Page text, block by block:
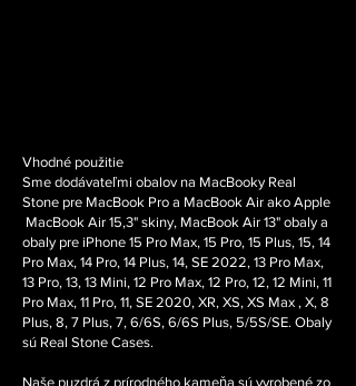
Vhodné použitie
Sme dodávateľmi obalov na MacBooky Real
Stone pre MacBook Pro a MacBook Air ako Apple
MacBook Air 15,3" skiny, MacBook Air 13" obaly a
obaly pre iPhone 15 Pro Max, 15 Pro, 15 Plus, 15, 14
Pro Max, 14 Pro, 14 Plus, 14, SE 2022, 13 Pro Max,
13 Pro, 13, 13 Mini, 12 Pro Max, 12 Pro, 12, 12 Mini, 11
Pro Max, 11 Pro, 11, SE 2020, XR, XS, XS Max , X, 8
Plus, 8, 7 Plus, 7, 6/6S, 6/6S Plus, 5/5S/SE. Obaly
sú Real Stone Cases.
Naše puzdrá z prírodného kameňa sú vyrobené zo